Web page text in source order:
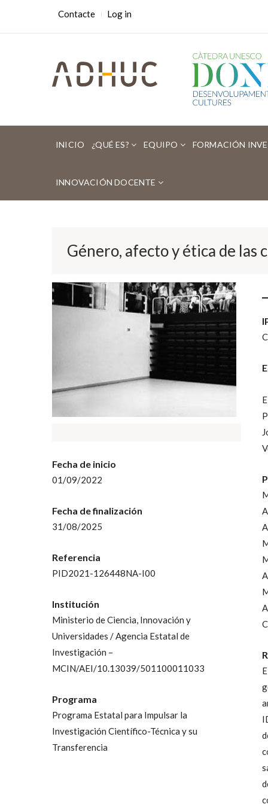
USER
ACCOUNT
MENU
Contacte Log in
MAIN
NAVIGATION
INICIO ¿QUÉ ES? EQUIPO FORMACIÓN
INNOVACIÓN DOCENTE
ayuda
navegación
Género, afecto y ética de las
Fecha de inicio
01/09/2022
Fecha de finalización
31/08/2025
Referencia
PID2021-126448NA-I00
Institución
Ministerio de Ciencia, Innovación y
Universidades / Agencia Estatal de
Investigación –
MCIN/AEI/10.13039/501100011033
Programa
Programa Estatal para Impulsar la
Investigación Científico-Técnica y su
Transferencia